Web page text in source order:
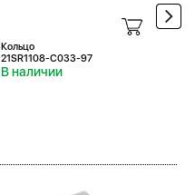
Кольцо
21SR1108-С033-97
В наличии